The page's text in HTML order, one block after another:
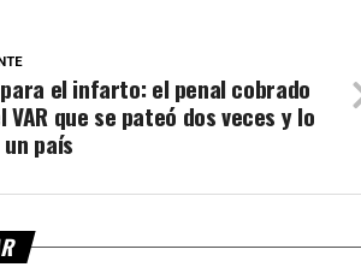
el infarto: el penal cobrado
VAR que se pateó dos veces y lo
país